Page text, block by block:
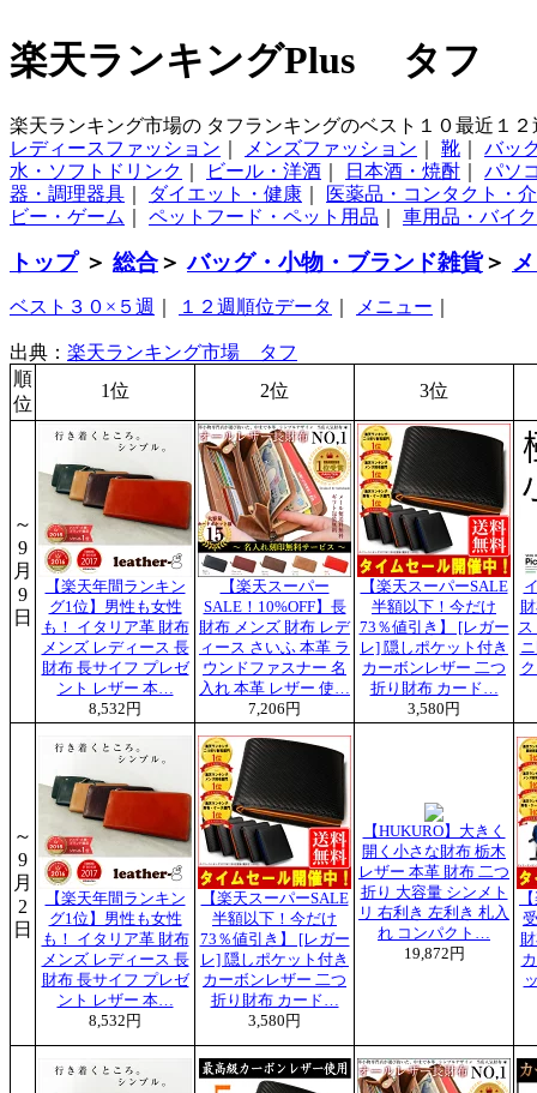
楽天ランキングPlus タフ
楽天ランキング市場の タフランキングのベスト１０最近１
レディースファッション
メンズファッション 靴
バッ
水・ソフトドリンク
ビール・洋酒 日本酒・焼酎
パソ
器・調理器具
ダイエット・健康
医薬品・コンタクト・
ビー・ゲーム
ペットフード・ペット用品 車用品・バイ
トップ＞ 総合＞バッグ・小物・ブランド雑貨＞
ベスト３０×５週 １２週順位データ メニュー
出典： 楽天ランキング市場 タフ
順
位
1位 2位 3位
～
9
月
9
日
【楽天年間ランキン
グ1位】男性も女性
も！ イタリア革 財布
メンズ レディース 長
財布 長サイフ プレゼ
ント レザー 本…
8,532円
【楽天スーパー
SALE！10%OFF】長
財布 メンズ 財布 レデ
ィース さいふ 本革 ラ
ウンドファスナー 名
入れ 本革 レザー 使…
7,206円
【楽天スーパーSALE
半額以下！今だけ
73％値引き】 [レガー
レ] 隠しポケット付き
カーボンレザー 二つ
折り財布 カード…
3,580円
ス
～
9
月
2
日
【楽天年間ランキン
グ1位】男性も女性
も！ イタリア革 財布
メンズ レディース 長
財布 長サイフ プレゼ
ント レザー 本…
8,532円
【楽天スーパーSALE
半額以下！今だけ
73％値引き】 [レガー
レ] 隠しポケット付き
カーボンレザー 二つ
折り財布 カード…
3,580円
【HUKURO】大きく
開く小さな財布 栃木
レザー 本革 財布 二つ
折り 大容量 シンメト
リ 右利き 左利き 札入
れ コンパクト…
19,872円